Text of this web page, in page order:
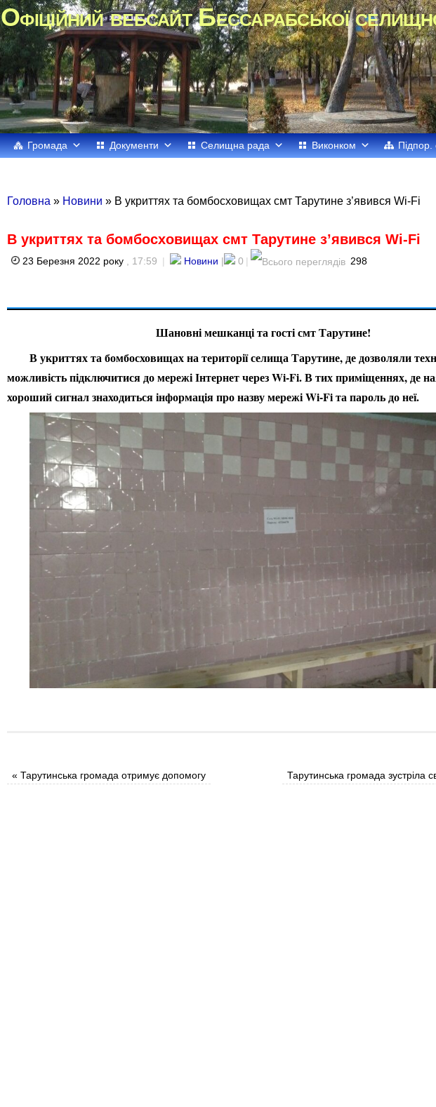
Офіційний вебсайт Бессарабської
Громада Документи Селищна рада Виконком Підпор.
Головна » Новини » В укриттях та бомбосховищах смт Тарутине з’явився Wi-Fi
В укриттях та бомбосховищах смт Тарутине з’явився Wi-Fi
23 Березня 2022 року , 17:59 | Новини | 0 | 298
Шановні мешканці та гості смт Тарутине!
В укриттях та бомбосховищах на території селища Тарутине, де дозволяли
можливість підключитися до мережі Інтернет через Wi-Fi. В тих приміщеннях, де
хороший сигнал знаходиться інформація про назву мережі Wi-Fi та пароль до неї.
« Тарутинська громада отримує допомогу Тарутинська громада зустріла